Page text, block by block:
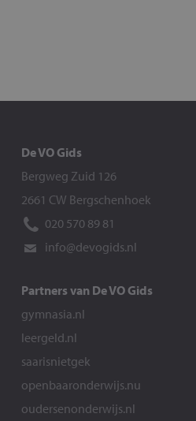
De VO Gids
Bergweg Zuid 126
2661 CW Bergschenhoek
020 570 89 81
info@devogids.nl
Partners van De VO Gids
gymnasia.nl
leergeld.nl
saarisnietgek
openbaaronderwijs.nu
oudersenonderwijs.nl